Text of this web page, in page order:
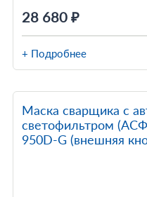
28 680 ₽
+ Подробнее
Маска сварщика с
светофильтром
950D-G (внешняя